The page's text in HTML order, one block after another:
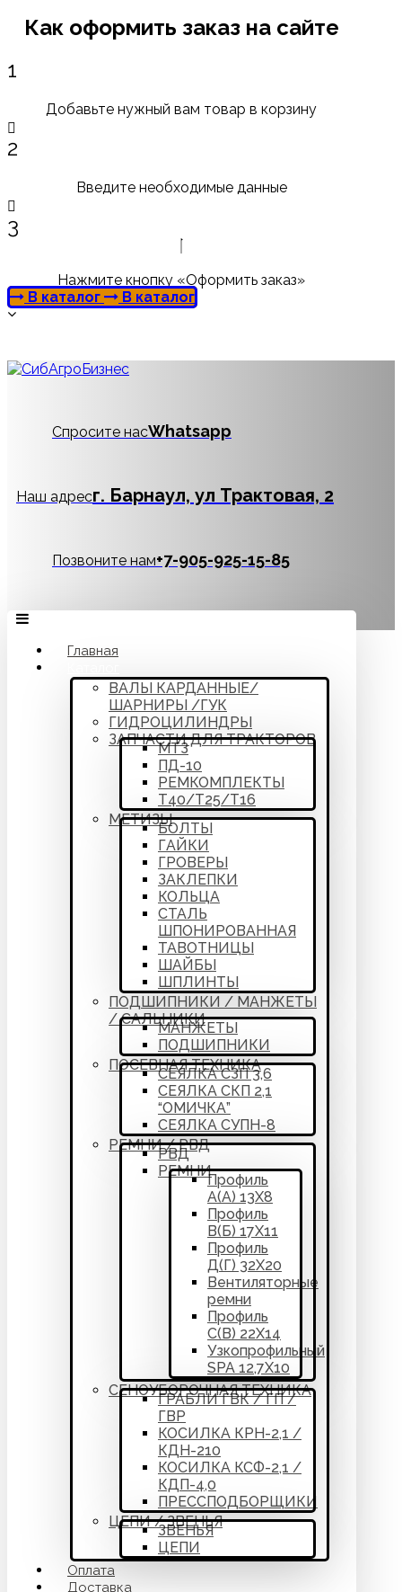
Как оформить заказ на сайте
1
Добавьте нужный вам товар в корзину
2
Введите необходимые данные
3
Нажмите кнопку «Оформить заказ»
В каталог
В каталог
Спросите насWhatsapp
Наш адресг. Барнаул, ул Трактовая, 2
Позвоните нам‪+7-905-925-15-85
Главная
ВАЛЫ КАРДАННЫЕ/
ШАРНИРЫ /ГУК
ГИДРОЦИЛИНДРЫ
ЗАПЧАСТИ ДЛЯ ТРАКТОРОВ
МТЗ
ПД-10
РЕМКОМПЛЕКТЫ
Т40/Т25/Т16
МЕТИЗЫ
БОЛТЫ
ГАЙКИ
ГРОВЕРЫ
ЗАКЛЕПКИ
КОЛЬЦА
СТАЛЬ
ШПОНИРОВАННАЯ
ТАВОТНИЦЫ
ШАЙБЫ
ШПЛИНТЫ
ПОДШИПНИКИ / МАНЖЕТЫ
/ САЛЬНИКИ
МАНЖЕТЫ
ПОДШИПНИКИ
ПОСЕВНАЯ ТЕХНИКА
СЕЯЛКА СЗП 3,6
СЕЯЛКА СКП 2,1
“ОМИЧКА”
СЕЯЛКА СУПН-8
РЕМНИ / РВД
РВД
РЕМНИ
Профиль
А(А) 13Х8
Профиль
В(Б) 17Х11
Профиль
Д(Г) 32Х20
Вентиляторные
ремни
Профиль
С(В) 22Х14
Узкопрофильный
SPA 12,7Х10
СЕНОУБОРОЧНАЯ ТЕХНИКА
ГРАБЛИ ГВК / ГП /
ГВР
КОСИЛКА КРН-2,1 /
КДН-210
КОСИЛКА КСФ-2,1 /
КДП-4,0
ПРЕССПОДБОРЩИКИ
ЦЕПИ / ЗВЕНЬЯ
ЗВЕНЬЯ
ЦЕПИ
Оплата
Доставка